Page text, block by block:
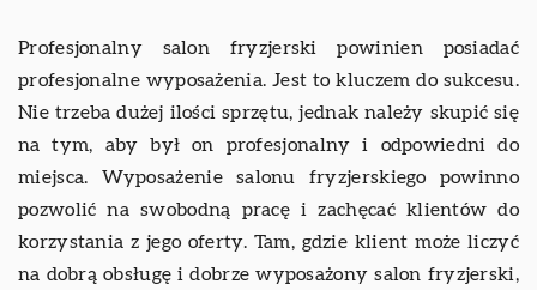
Profesjonalny salon fryzjerski powinien posiadać
profesjonalne wyposażenia. Jest to kluczem do sukcesu.
Nie trzeba dużej ilości sprzętu, jednak należy skupić się
na tym, aby był on profesjonalny i odpowiedni do
miejsca. Wyposażenie salonu fryzjerskiego powinno
pozwolić na swobodną pracę i zachęcać klientów do
korzystania z jego oferty. Tam, gdzie klient może liczyć
na dobrą obsługę i dobrze wyposażony salon fryzjerski,